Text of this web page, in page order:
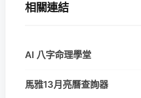
相關連結
AI 八字命理學堂
馬雅13月亮曆查詢器